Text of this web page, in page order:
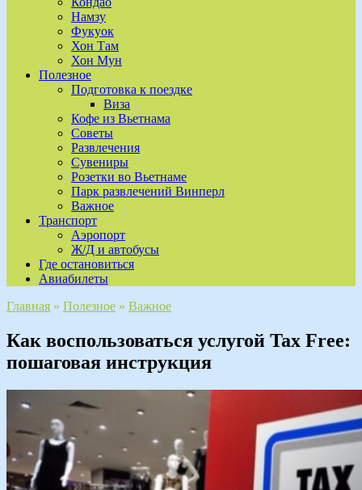
Намзу
Фукуок
Хон Там
Хон Мун
Полезное
Подготовка к поездке
Виза
Кофе из Вьетнама
Советы
Развлечения
Сувениры
Розетки во Вьетнаме
Парк развлечений Винперл
Важное
Транспорт
Аэропорт
Ж/Д и автобусы
Где остановиться
Авиабилеты
Главная » Полезное » Важное
Как воспользоваться услугой Tax Free:
пошаговая инструкция